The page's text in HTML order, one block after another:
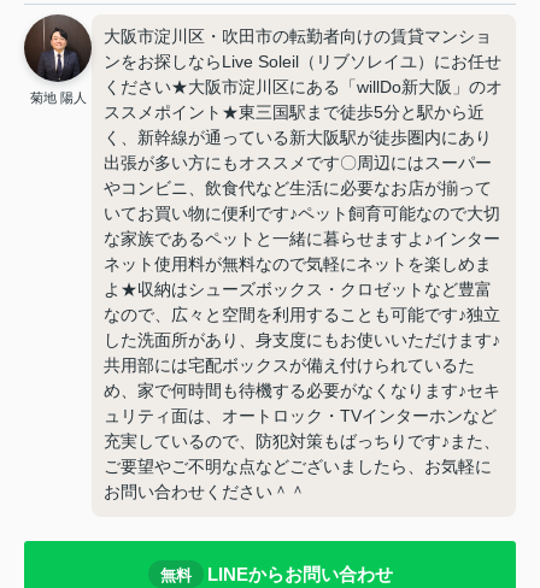
菊地 陽人
大阪市淀川区・吹田市の転勤者向けの賃貸マンショ
ンをお探しならLive Soleil（リブソレイユ）にお任せ
ください★大阪市淀川区にある「willDo新大阪」のオ
ススメポイント★東三国駅まで徒歩5分と駅から近
く、新幹線が通っている新大阪駅が徒歩圏内にあり
出張が多い方にもオススメです〇周辺にはスーパー
やコンビニ、飲食代など生活に必要なお店が揃って
いてお買い物に便利です♪ペット飼育可能なので大切
な家族であるペットと一緒に暮らせますよ♪インター
ネット使用料が無料なので気軽にネットを楽しめま
よ★収納はシューズボックス・クロゼットなど豊富
なので、広々と空間を利用することも可能です♪独立
した洗面所があり、身支度にもお使いいただけます♪
共用部には宅配ボックスが備え付けられているた
め、家で何時間も待機する必要がなくなります♪セキ
ュリティ面は、オートロック・TVインターホンなど
充実しているので、防犯対策もばっちりです♪また、
ご要望やご不明な点などございましたら、お気軽に
お問い合わせください＾＾
無料 LINEからお問い合わせ